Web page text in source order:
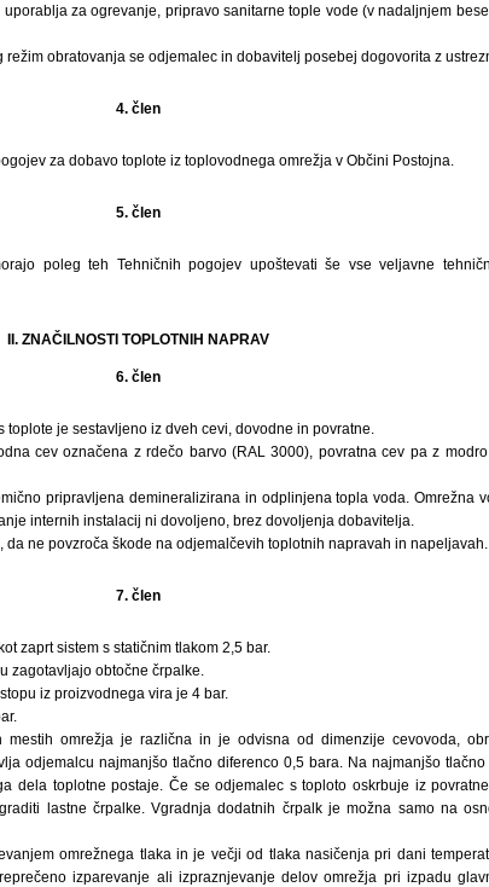
za ogrevanje, pripravo sanitarne tople vode (v nadaljnjem
obratovanja se odjemalec in dobavitelj posebej dogovorita z
4. člen
za dobavo toplote iz toplovodnega omrežja v Občini Postojna.
5. člen
poleg teh Tehničnih pogojev upoštevati še vse veljavne
II. ZNAČILNOSTI TOPLOTNIH NAPRAV
6. člen
je sestavljeno iz dveh cevi, dovodne in povratne.
cev označena z rdečo barvo (RAL 3000), povratna cev pa z modro
pripravljena demineralizirana in odplinjena topla voda. Omrežna
internih instalacij ni dovoljeno, brez dovoljenja dobavitelja.
ne povzroča škode na odjemalčevih toplotnih napravah in napeljavah.
7. člen
zaprt sistem s statičnim tlakom 2,5 bar.
zagotavljajo obtočne črpalke.
iz proizvodnega vira je 4 bar.
mestih omrežja je različna in je odvisna od dimenzije cevovoda,
odjemalcu najmanjšo tlačno diferenco 0,5 bara. Na najmanjšo
dela toplotne postaje. Če se odjemalec s toploto oskrbuje iz
lastne črpalke. Vgradnja dodatnih črpalk je možna samo na
omrežnega tlaka in je večji od tlaka nasičenja pri dani
izparevanje ali izpraznjevanje delov omrežja pri izpadu